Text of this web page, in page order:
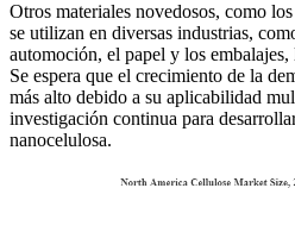
Otros materiales novedosos, como
se utilizan en diversas industrias,
automoción, el papel y los
Se espera que el crecimiento de la
más alto debido a su aplicabilidad
investigación continua para
nanocelulosa.